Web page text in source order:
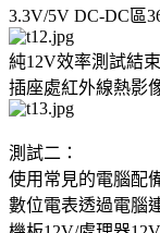
3.3V/5V DC-DC區
純12V效率測試結
插座處紅外線熱影
測試二：
使用常見的電腦配
數位電表透過電腦